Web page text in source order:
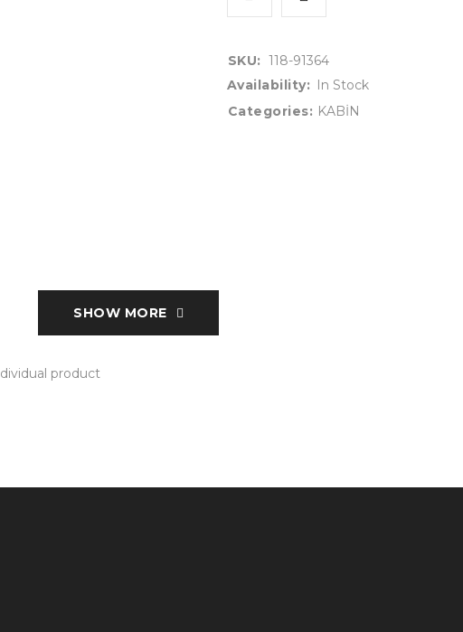
SKU: 118-91364
Availability: In Stock
Categories: KABİN
SHOW MORE
product